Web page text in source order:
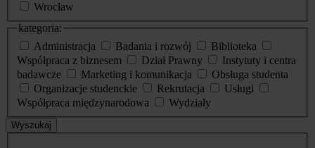
Wrocław
kategoria:
Administracja
Badania i rozwój
Biblioteka
Współpraca z biznesem
Dział Prawny
Instytuty i centra
badawcze
Marketing i komunikacja
Obsługa studenta
Organizacje studenckie
Rekrutacja
Usługi
Współpraca międzynarodowa
Wydziały
Wyszukaj